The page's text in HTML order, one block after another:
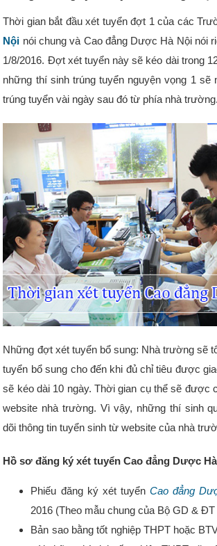
Thời gian bắt đầu xét tuyển đợt 1 của các
Nội nói chung và Cao đẳng Dược Hà Nội nói
1/8/2016. Đợt xét tuyển này sẽ kéo dài trong
những thí sinh trúng tuyển nguyện vọng 1 sẽ
trúng tuyển vài ngày sau đó từ phía nhà trường.
Những đợt xét tuyển bổ sung: Nhà trường sẽ
tuyển bổ sung cho đến khi đủ chỉ tiêu được
sẽ kéo dài 10 ngày. Thời gian cụ thể sẽ được
website nhà trường. Vì vậy, những thí sinh
dõi thông tin tuyển sinh từ website của nhà
Hồ sơ đăng ký xét tuyển Cao đẳng Dược
Phiếu đăng ký xét tuyển Cao đẳng
2016 (Theo mẫu chung của Bộ GD & ĐT
Bản sao bằng tốt nghiệp THPT hoặc